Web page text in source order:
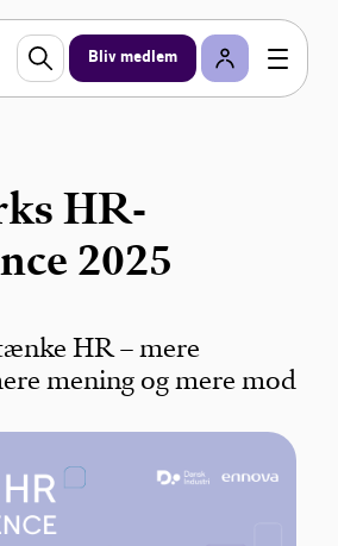
Bliv medlem
HR-
2025
HR – mere
mening og mere mod